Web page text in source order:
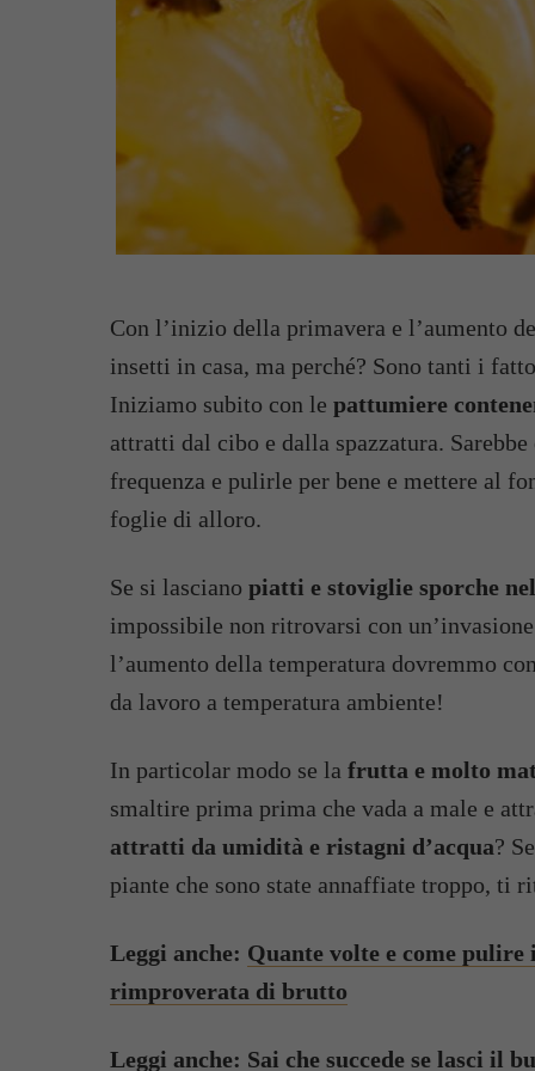
Con l’inizio della primavera e l’aumento
insetti in casa, ma perché? Sono tanti i
Iniziamo subito con le pattumiere
attratti dal cibo e dalla spazzatura.
frequenza e pulirle per bene e mettere al
foglie di alloro.
Se si lasciano piatti e stoviglie sporche
impossibile non ritrovarsi con
l’aumento della temperatura dovremmo
da lavoro a temperatura ambiente!
In particolar modo se la frutta e molto
smaltire prima prima che vada a male e
attratti da umidità e ristagni d’acqua?
piante che sono state annaffiate troppo, ti
Leggi anche: Quante volte e come
rimproverata di brutto
Leggi anche: Sai che succede se lasci il